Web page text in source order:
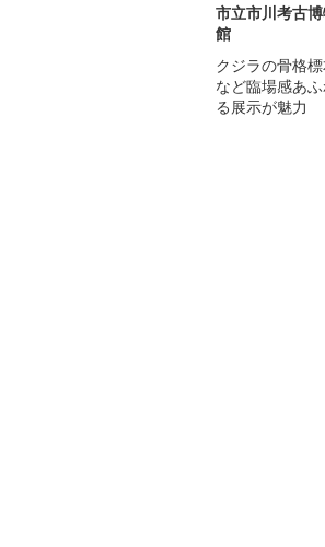
市立市川考古
館
クジラの骨格
など臨場感あ
る展示が魅力